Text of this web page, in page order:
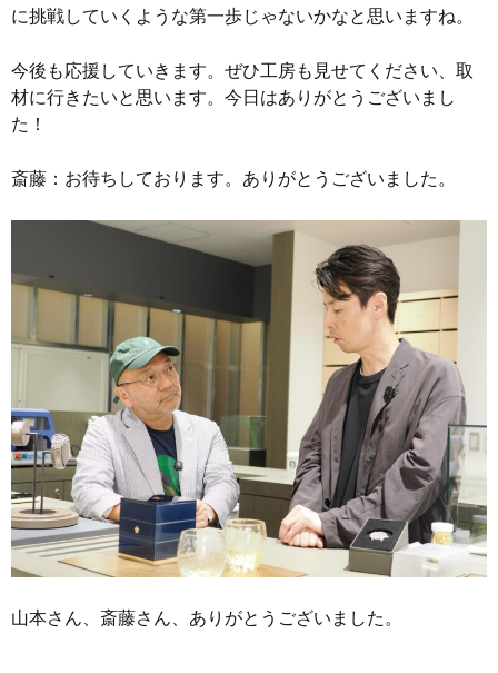
に挑戦していくような第一歩じゃないかなと思いますね。
今後も応援していきます。ぜひ工房も見せてください、取
材に行きたいと思います。今日はありがとうございまし
た！
斎藤：お待ちしております。ありがとうございました。
山本さん、斎藤さん、ありがとうございました。